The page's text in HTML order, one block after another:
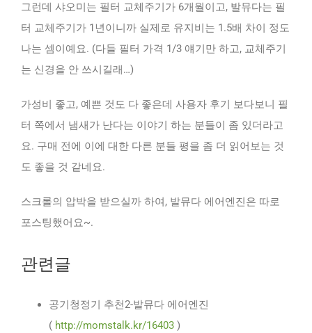
그런데 샤오미는 필터 교체주기가 6개월이고, 발뮤다는 필
터 교체주기가 1년이니까 실제로 유지비는 1.5배 차이 정도
나는 셈이예요. (다들 필터 가격 1/3 얘기만 하고, 교체주기
는 신경을 안 쓰시길래…)
가성비 좋고, 예쁜 것도 다 좋은데 사용자 후기 보다보니 필
터 쪽에서 냄새가 난다는 이야기 하는 분들이 좀 있더라고
요. 구매 전에 이에 대한 다른 분들 평을 좀 더 읽어보는 것
도 좋을 것 같네요.
스크롤의 압박을 받으실까 하여, 발뮤다 에어엔진은 따로
포스팅했어요~.
관련글
공기청정기 추천2-발뮤다 에어엔진
( http://momstalk.kr/16403 )